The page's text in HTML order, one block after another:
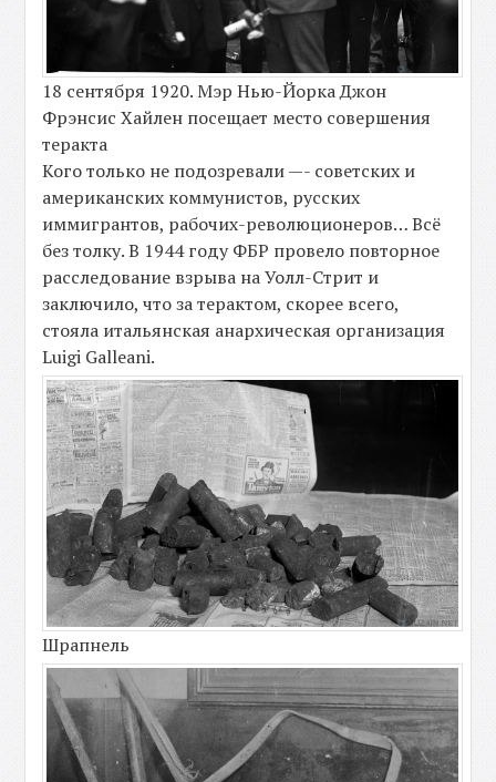
18 сентября 1920. Мэр Нью-Йорка Джон
Фрэнсис Хайлен посещает место совершения
теракта
Кого только не подозревали —- советских и
американских коммунистов, русских
иммигрантов, рабочих-революционеров… Всё
без толку. В 1944 году ФБР провело повторное
расследование взрыва на Уолл-Стрит и
заключило, что за терактом, скорее всего,
стояла итальянская анархическая организация
Luigi Galleani.
Шрапнель